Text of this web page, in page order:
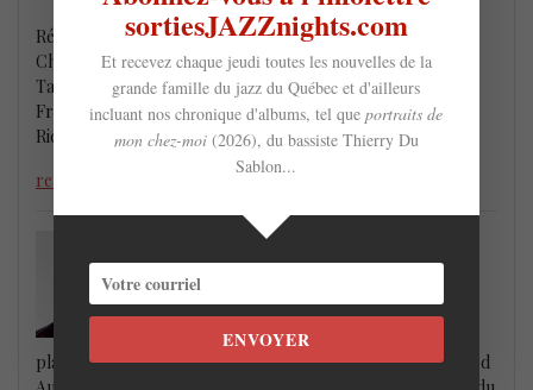
Rémi Bolduc, saxophone
Chantal de Villiers, saxophone
Taurey Butler, piano
Fraser Hollins, contrebasse
Richard Irwin, batterie
remibolduc.com
Christophe Rodriguez
Sous la fine plume de notre plus fidèle
chroniqueur, découvrez les meilleurs
albums et livres jazz du Québec et de la
planète. Christophe écrit également une chronique jazz a Ted
sortiesJAZZnights.com
Et recevez chaque jeudi toutes les nouvelles de la
grande famille du jazz du Québec et d'ailleurs
incluant nos chronique d'albums, tel queportraits de
mon chez-moi (2026), du bassiste Thierry Du
Sablon...
ENVOYER